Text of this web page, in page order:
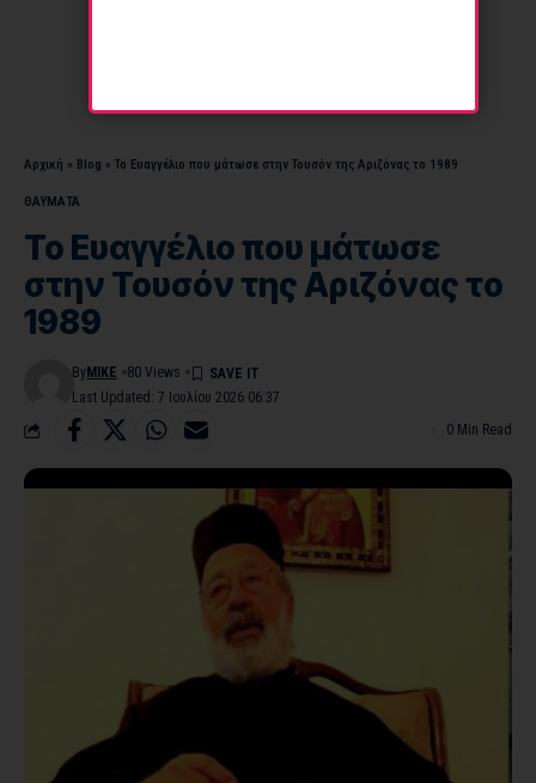
Αρχική » Blog » Το Ευαγγέλιο που μάτωσε στην Τουσόν της Αριζόνας το 1989
ΘΑΥΜΑΤΑ
Το Ευαγγέλιο που μάτωσε
στην Τουσόν της Αριζόνας το
1989
Last Updated: 7 Ιουλίου 2026 06:37
By MIKE 80 Views
0 Min Read